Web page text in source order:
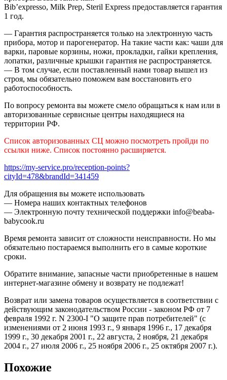
Bib’expresso, Milk Prep, Steril Express предоставляется гарантия
1 год.
— Гарантия распространяется только на электронную часть
прибора, мотор и парогенератор. На такие части как: чаши для
варки, паровые корзины, ножи, прокладки, гайки крепления,
лопатки, различные крышки гарантия не распространяется.
— В том случае, если поставленный нами товар вышел из
строя, мы обязательно поможем вам восстановить его
работоспособность.
По вопросу ремонта вы можете смело обращаться к нам или в
авторизованные сервисные центры находящиеся на
территории РФ.
Список авторизованных СЦ можно посмотреть пройди по
ссылки ниже. Список постоянно расширяется.
https://my-service.pro/reception-points?
cityId=478&brandId=341459
Для обращения вы можете использовать
— Номера наших контактных телефонов
— Электронную почту технической поддержки info@beaba-
babycook.ru
Время ремонта зависит от сложности неисправности. Но мы
обязательно постараемся выполнить его в самые короткие
сроки.
Обратите внимание, запасные части приобретенные в нашем
интернет-магазине обмену и возврату не подлежат!
Возврат или замена товаров осуществляется в соответствии с
действующим законодательством России - законом РФ от 7
февраля 1992 г. N 2300-I "О защите прав потребителей" (с
изменениями от 2 июня 1993 г., 9 января 1996 г., 17 декабря
1999 г., 30 декабря 2001 г., 22 августа, 2 ноября, 21 декабря
2004 г., 27 июля 2006 г., 25 ноября 2006 г., 25 октября 2007 г.).
Похожие